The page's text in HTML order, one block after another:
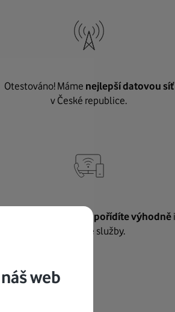
Otestováno! Máme nejlepší datovou síť
v České republice.
K pevnému internetupořídíte výhodněi
další naše služby.
web